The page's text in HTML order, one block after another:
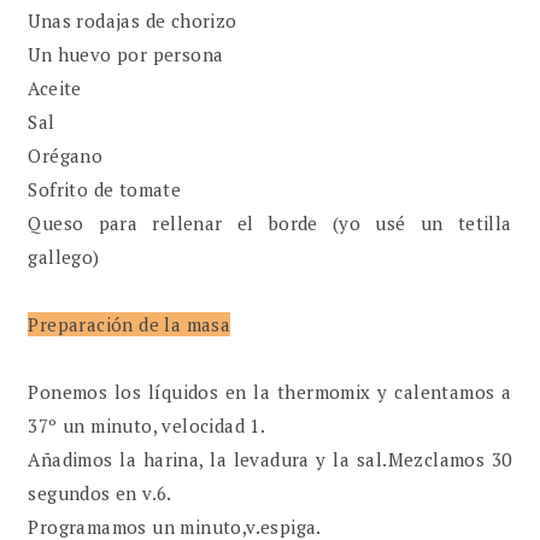
Unas rodajas de chorizo
Un huevo por persona
Aceite
Sal
Orégano
Sofrito de tomate
Queso para rellenar el borde (yo usé un tetilla
gallego)
Preparación de la masa
Ponemos los líquidos en la thermomix y calentamos a
37º un minuto, velocidad 1.
Añadimos la harina, la levadura y la sal.Mezclamos 30
segundos en v.6.
Programamos un minuto,v.espiga.